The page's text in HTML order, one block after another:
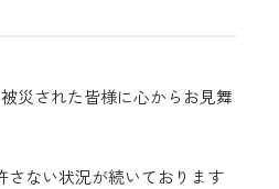
災された皆様に心からお見舞
さない状況が続いております